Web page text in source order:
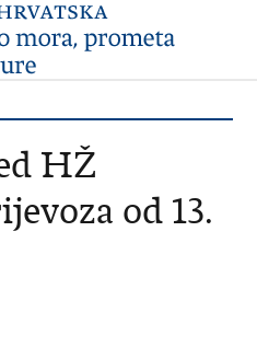
HŽ
od 13.